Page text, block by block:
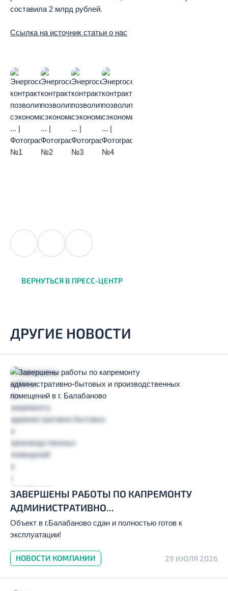
составила 2 млрд рублей.
Ссылка на источник статьи о нас
ВЕРНУТЬСЯ В ПРЕСС-ЦЕНТР
ДРУГИЕ НОВОСТИ
ЗАВЕРШЕНЫ РАБОТЫ ПО КАПРЕМОНТУ
АДМИНИСТРАТИВНО...
Объект в г.Балабаново сдан и полностью готов к
эксплуатации!
НОВОСТИ КОМПАНИИ 29 ИЮЛЯ 2026
ЗАКАЗАТЬ ЗВОНОК
Отправляя заявку, вы принимаете условия